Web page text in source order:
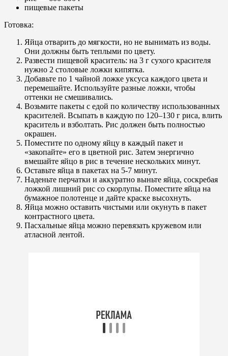
пищевые пакеты
Готовка:
Яйца отварить до мягкости, но не вынимать из воды.
Они должны быть теплыми по цвету.
Развести пищевой краситель: на 3 г сухого красителя
нужно 2 столовые ложки кипятка.
Добавьте по 1 чайной ложке уксуса каждого цвета и
перемешайте. Используйте разные ложки, чтобы
оттенки не смешивались.
Возьмите пакеты с едой по количеству использованных
красителей. Всыпать в каждую по 120–130 г риса, влить
краситель и взболтать. Рис должен быть полностью
окрашен.
Поместите по одному яйцу в каждый пакет и
«закопайте» его в цветной рис. Затем энергично
вмешайте яйцо в рис в течение нескольких минут.
Оставьте яйца в пакетах на 5-7 минут.
Наденьте перчатки и аккуратно выньте яйца, соскребая
ложкой лишний рис со скорлупы. Поместите яйца на
бумажное полотенце и дайте краске высохнуть.
Яйца можно оставить чистыми или окунуть в пакет
контрастного цвета.
Пасхальные яйца можно перевязать кружевом или
атласной лентой.